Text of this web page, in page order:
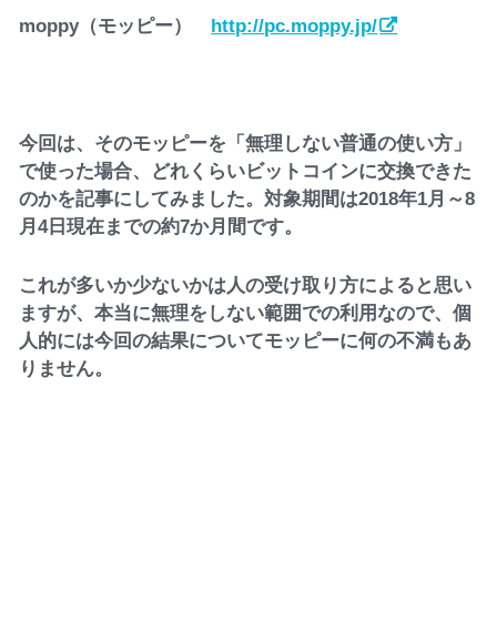
moppy（モッピー） http://pc.moppy.jp/
今回は、そのモッピーを「無理しない普通の使い方」
で使った場合、どれくらいビットコインに交換できた
のかを記事にしてみました。対象期間は2018年1月～8
月4日現在までの約7か月間です。
これが多いか少ないかは人の受け取り方によると思い
ますが、本当に無理をしない範囲での利用なので、個
人的には今回の結果についてモッピーに何の不満もあ
りません。